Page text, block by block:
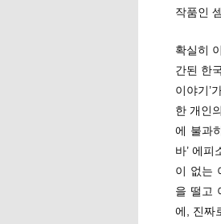
작품인
확실히
간된 한
이야기’
한 개인
에 불과
바’ 에
이 없는
을 떨고
에, 진짜